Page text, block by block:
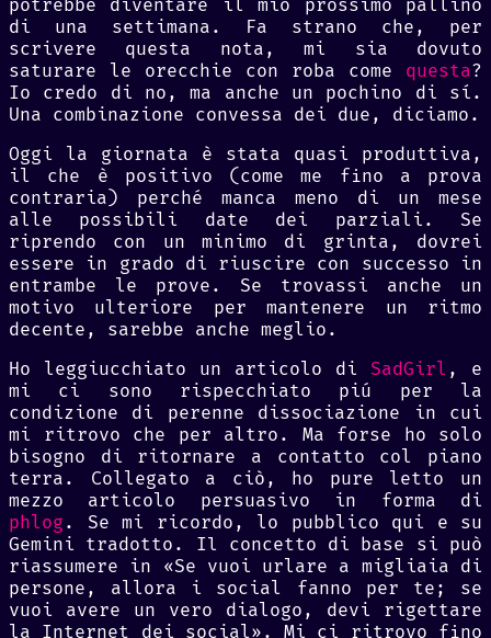
potrebbe diventare il mio prossimo pallino
di una settimana.
Fa strano che, per
scrivere questa nota, mi sia dovuto
saturare le orecchie con roba come questa?
Io credo di no, ma anche un pochino di sí.
Una combinazione convessa dei due, diciamo.
Oggi la giornata è stata quasi produttiva,
il che è positivo (come me fino a prova
contraria) perché manca meno di un mese
alle possibili date dei parziali. Se
riprendo con un minimo di grinta, dovrei
essere in grado di riuscire con successo in
entrambe le prove. Se trovassi anche un
motivo ulteriore per mantenere un ritmo
decente, sarebbe anche meglio.
Ho leggiucchiato un articolo di SadGirl , e
mi ci sono rispecchiato piú per la
condizione di perenne dissociazione in cui
mi ritrovo che per altro. Ma forse ho solo
bisogno di ritornare a contatto col piano
terra. Collegato a ciò, ho pure letto un
mezzo articolo persuasivo in forma di
phlog . Se mi ricordo, lo pubblico qui e su
Gemini tradotto. Il concetto di base si può
riassumere in «Se vuoi urlare a migliaia di
persone, allora i social fanno per te; se
vuoi avere un vero dialogo, devi rigettare
la Internet dei social». Mi ci ritrovo fino